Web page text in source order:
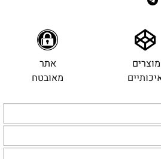
מוצרים
אתר
מאובטח